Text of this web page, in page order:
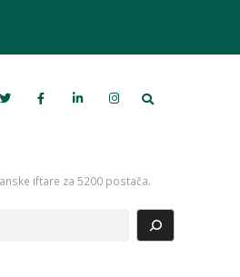
Search
iftare za 5200 postača.